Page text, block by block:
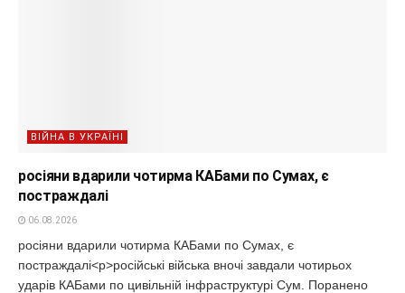
ВІЙНА В УКРАЇНІ
росіяни вдарили чотирма КАБами по Сумах, є
постраждалі
06.08.2026
росіяни вдарили чотирма КАБами по Сумах, є
постраждалі<p>російські війська вночі завдали чотирьох
ударів КАБами по цивільній інфраструктурі Сум. Поранено